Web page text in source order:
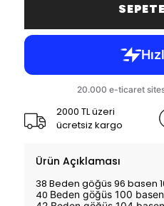
2000 TL üzeri
ücretsiz kargo
Ürün Açıklaması
38 Beden göğüs 96 basen
40 Beden göğüs 100